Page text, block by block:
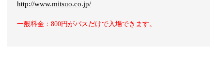
http://www.mitsuo.co.jp/
一般料金：800円がパスだけで入場できます。